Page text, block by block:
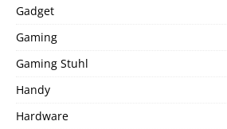
Gadget
Gaming
Gaming Stuhl
Handy
Hardware